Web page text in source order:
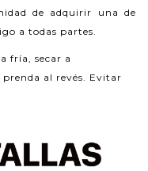
de adquirir una de
a todas partes.
fría, secar a
al revés. Evitar